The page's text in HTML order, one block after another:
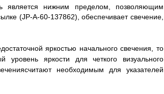
является нижним пределом, позволяющим
(JP-A-60-137862), обеспечивает свечение,
яркостью начального свечения, то
яркости для четкого визуального
необходимым для указателей